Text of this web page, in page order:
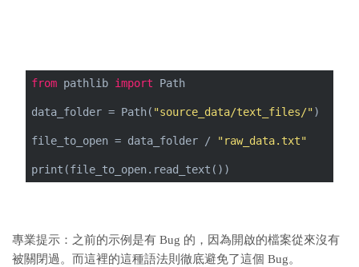
from pathlib import Path
data_folder = Path( "source_data/text_files/")
file_to_open = data_folder / "raw_data.txt"
print(file_to_open.read_text())
專業提示：之前的示例是有 Bug 的，因為開啟的檔案從來沒有
被關閉過。而這裡的這種語法則徹底避免了這個 Bug。